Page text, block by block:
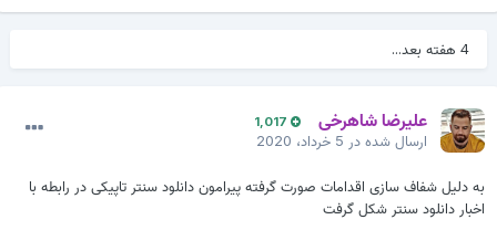
علیرضا شاهرخی 1,017
ارسال شده در5 خرداد، 2020
به دلیل شفاف سازی اقدامات صورت گرفته پیرامون دانلود سنتر تاپیکی در رابطه با
اخبار دانلود سنتر شکل گرفت